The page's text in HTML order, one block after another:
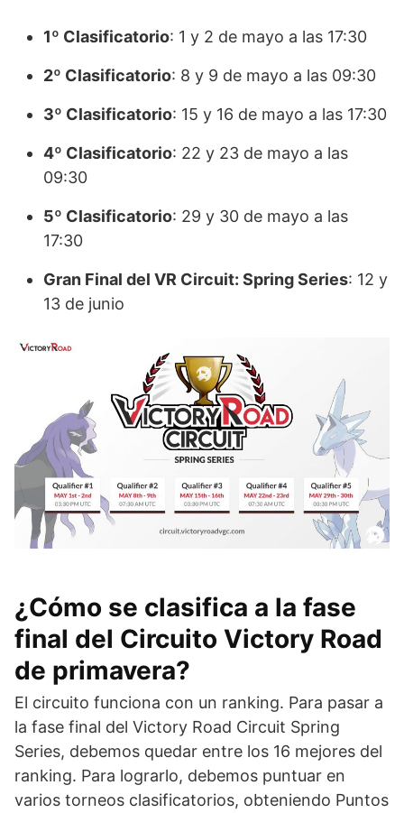
1º Clasificatorio: 1 y 2 de mayo a las 17:30
2º Clasificatorio: 8 y 9 de mayo a las 09:30
3º Clasificatorio: 15 y 16 de mayo a las 17:30
4º Clasificatorio: 22 y 23 de mayo a las
09:30
5º Clasificatorio: 29 y 30 de mayo a las
17:30
Gran Final del VR Circuit: Spring Series: 12 y
13 de junio
¿Cómo se clasifica a la fase
final del Circuito Victory Road
de primavera?
El circuito funciona con un ranking. Para pasar a
la fase final del Victory Road Circuit Spring
Series, debemos quedar entre los 16 mejores del
ranking. Para lograrlo, debemos puntuar en
varios torneos clasificatorios, obteniendo Puntos